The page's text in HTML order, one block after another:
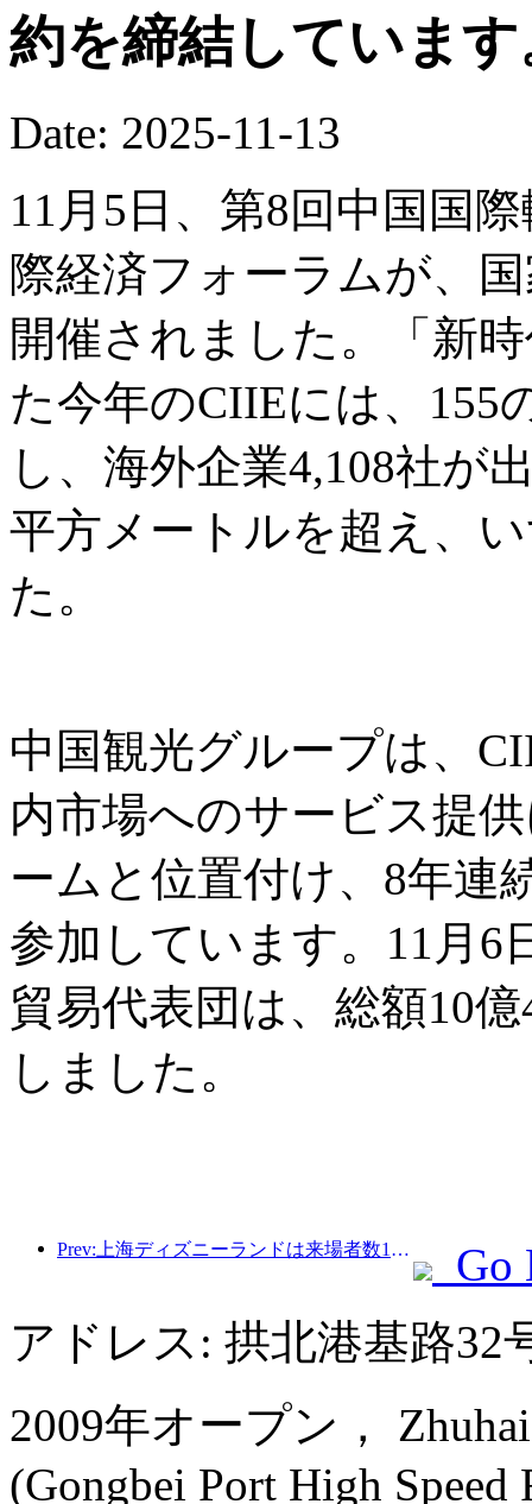
約を締結しています
Date: 2025-11-13
11月5日、第8回中国国
際経済フォーラムが、
開催されました。「新
た今年のCIIEには、155
し、海外企業4,108社が
平方メートルを超え、
た。
中国観光グループは、
内市場へのサービス提
ームと位置付け、8年連
参加しています。11月6
貿易代表団は、総額10
しました。
Prev:上海ディズニーランドは来場者数1億人を突破し、4つ目のテーマホテルをオープンして拡張される予定。
Go
アドレス: 拱北港基路32
2009年オープン，
(Gongbei Port High Speed